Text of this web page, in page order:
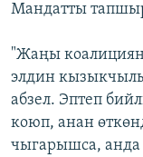
Мандатты
"Жаңы
элдин
абзел. Эптеп
коюп, анан
чыгарышса,